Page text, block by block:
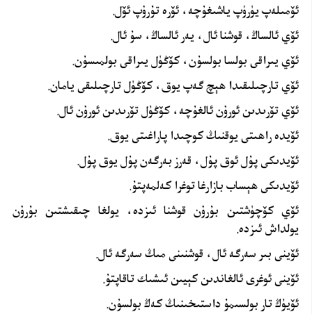
ئۆمىلەپ يۈرۈپ ياشىغۇچە، ئۆرە تۇرۇپ ئۆل.
ئۆي ئالساڭ، قوشنا ئال، يەر ئالساڭ، سۇ ئال.
ئۆي يىراقى بولسا بولسۇن، كۆڭۈل يىراقى بولمىسۇن.
ئۆي تارچىلىقىدا ھېچ گەپ يوق، كۆڭۈل تارچىلىقى يامان.
ئۆي تۆرىدىن ئورۇن ئالغۇچە، كۆڭۈل تۆرىدىن ئورۇن ئال.
ئۆيدە راھىتى يوقنىڭ كوچىدا پاراغىتى يوق.
ئۆيدىكى پۇل ئوق پۇل، قەرز بەرگەن پۇل يوق پۇل.
ئۆيدىكى ھېساب بازارغا توغرا كەلمەپتۇ.
ئۆي كۆچۈشتىن بۇرۇن قوشنا ئىزدە، يولغا چىقىشتىن بۇرۇن
يولداش ئىزدە.
ئۆينى بىر سەرگە ئال، قوشنىنى مىڭ سەرگە ئال.
ئۆينى ئوغرى ئالغاندىن كېيىن ئىشىك تاقاپتۇ.
ئۆيۈڭ تار بولسىمۇ داستىخىنىڭ كەڭ بولسۇن.